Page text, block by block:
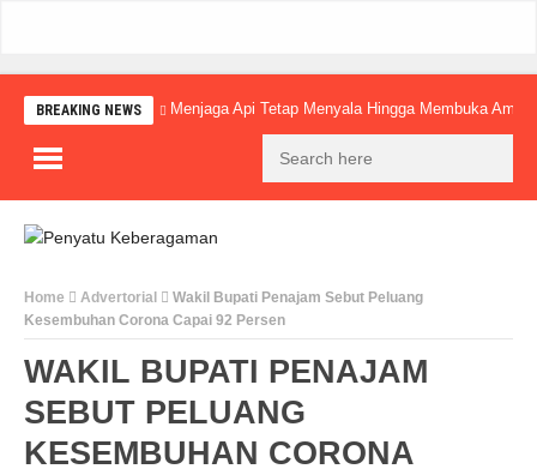
BREAKING NEWS Menjaga Api Tetap Menyala Hingga Membuka
Home Advertorial
Wakil Bupati Penajam Sebut Peluang
Kesembuhan Corona Capai 92 Persen
WAKIL BUPATI PENAJAM
SEBUT PELUANG
KESEMBUHAN CORONA